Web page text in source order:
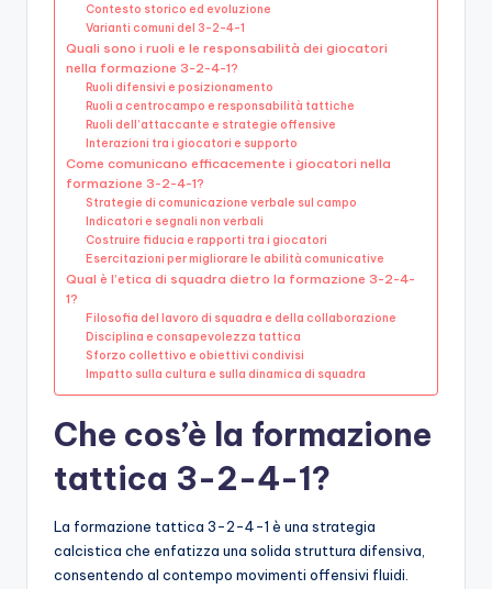
Contesto storico ed evoluzione
Varianti comuni del 3-2-4-1
Quali sono i ruoli e le responsabilità dei giocatori
nella formazione 3-2-4-1?
Ruoli difensivi e posizionamento
Ruoli a centrocampo e responsabilità tattiche
Ruoli dell’attaccante e strategie offensive
Interazioni tra i giocatori e supporto
Come comunicano efficacemente i giocatori nella
formazione 3-2-4-1?
Strategie di comunicazione verbale sul campo
Indicatori e segnali non verbali
Costruire fiducia e rapporti tra i giocatori
Esercitazioni per migliorare le abilità comunicative
Qual è l’etica di squadra dietro la formazione 3-2-4-
1?
Filosofia del lavoro di squadra e della collaborazione
Disciplina e consapevolezza tattica
Sforzo collettivo e obiettivi condivisi
Impatto sulla cultura e sulla dinamica di squadra
Che cos’è la formazione
tattica 3-2-4-1?
La formazione tattica 3-2-4-1 è una strategia
calcistica che enfatizza una solida struttura difensiva,
consentendo al contempo movimenti offensivi fluidi.